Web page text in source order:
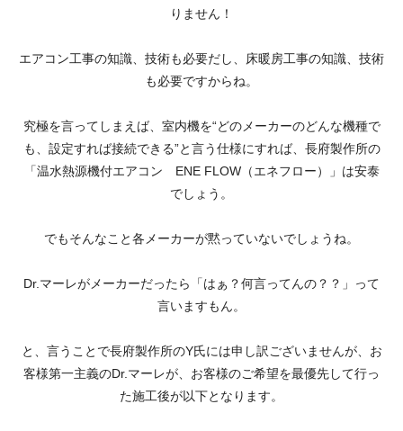
りません！
エアコン工事の知識、技術も必要だし、床暖房工事の知識、技術
も必要ですからね。
究極を言ってしまえば、室内機を“どのメーカーのどんな機種で
も、設定すれば接続できる”と言う仕様にすれば、長府製作所の
「温水熱源機付エアコン ENE FLOW（エネフロー）」は安泰
でしょう。
でもそんなこと各メーカーが黙っていないでしょうね。
Dr.マーレがメーカーだったら「はぁ？何言ってんの？？」って
言いますもん。
と、言うことで長府製作所のY氏には申し訳ございませんが、お
客様第一主義のDr.マーレが、お客様のご希望を最優先して行っ
た施工後が以下となります。